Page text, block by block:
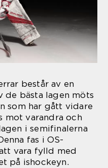
består av en
de bästa lagen möts
som har gått vidare
mot varandra och
i semifinalerna
fas i OS-
vara fylld med
på ishockeyn.